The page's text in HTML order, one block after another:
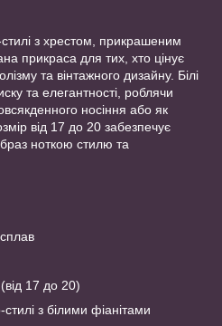
з хрестом, прикрашеним
прикраса для тих, хто цінує
та вінтажного дизайну. Білі
та елегантності, роблячи
носіння або як
від 17 до 20 забезпечує
ноткою стилю та
17 до 20)
з білими фіанітами